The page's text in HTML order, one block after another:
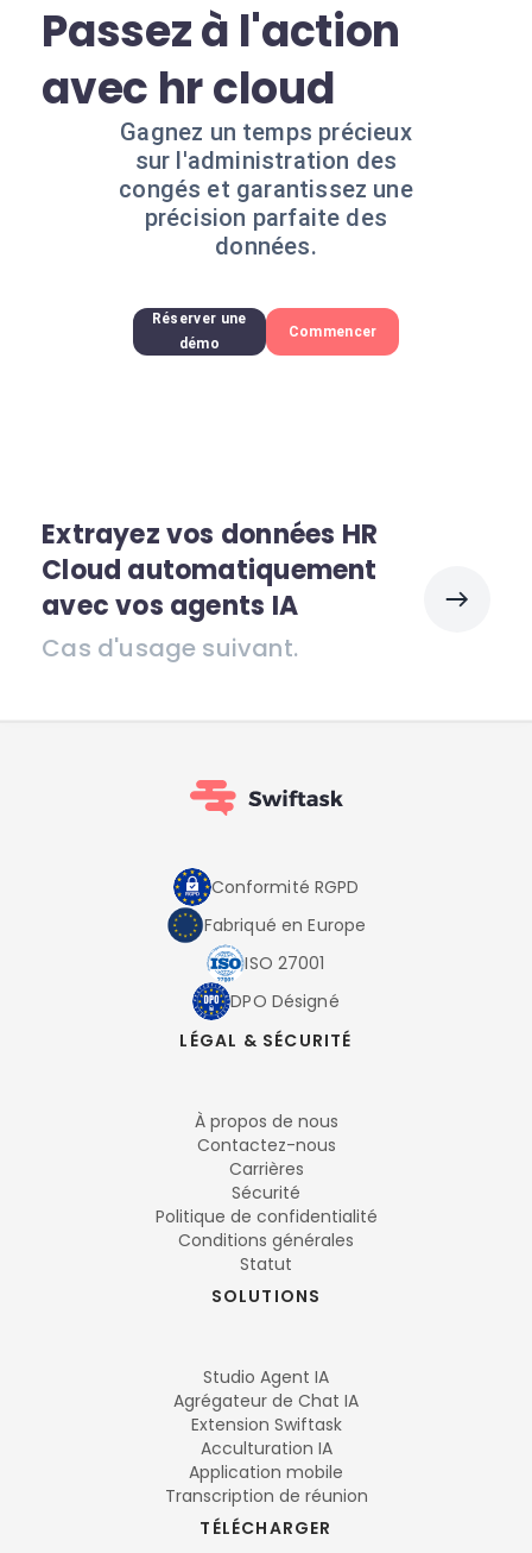
Passez à l'action
avec hr cloud
Gagnez un temps précieux
sur l'administration des
congés et garantissez une
précision parfaite des
données.
Réserver une
démo
Commencer
Extrayez vos données HR
Cloud automatiquement
avec vos agents IA
Cas d'usage suivant.
Conformité RGPD
Fabriqué en Europe
ISO 27001
DPO Désigné
LÉGAL & SÉCURITÉ
À propos de nous
Contactez-nous
Carrières
Sécurité
Politique de confidentialité
Conditions générales
Statut
SOLUTIONS
Studio Agent IA
Agrégateur de Chat IA
Extension Swiftask
Acculturation IA
Application mobile
Transcription de réunion
TÉLÉCHARGER